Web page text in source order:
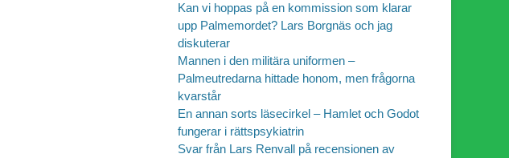
Kan vi hoppas på en kommission som klarar
upp Palmemordet? Lars Borgnäs och jag
diskuterar
Mannen i den militära uniformen –
Palmeutredarna hittade honom, men frågorna
kvarstår
En annan sorts läsecirkel – Hamlet och Godot
fungerar i rättspsykiatrin
Svar från Lars Renvall på recensionen av